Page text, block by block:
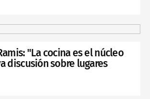
"La cocina es el núcleo
discusión sobre lugares